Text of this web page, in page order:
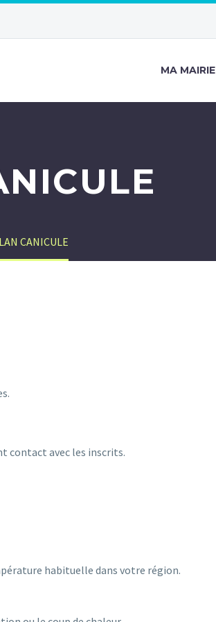
MA MAIRIE
CANICULE
contact avec les inscrits.
habituelle dans votre région.